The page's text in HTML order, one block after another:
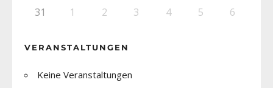
31 1 2 3 4 5 6
VERANSTALTUNGEN
Keine Veranstaltungen